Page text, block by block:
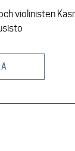
violinisten